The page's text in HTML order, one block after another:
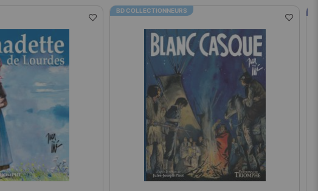
BD COLLECTIONNEURS